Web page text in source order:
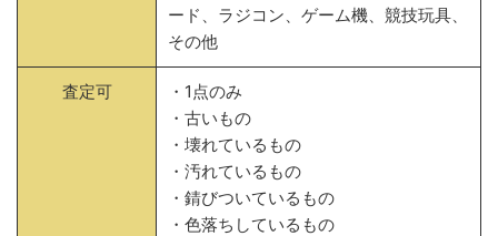
ード、ラジコン、ゲーム機、競技玩具、
その他
査定可
・1点のみ
・古いもの
・壊れているもの
・汚れているもの
・錆びついているもの
・色落ちしているもの